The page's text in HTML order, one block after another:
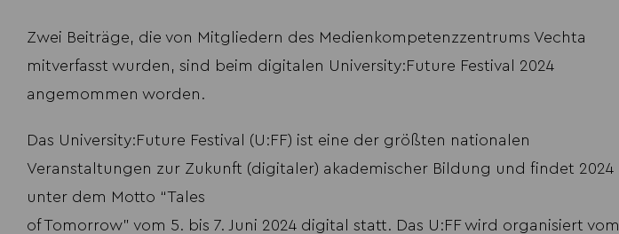
Zwei Beiträge, die von Mitgliedern des Medienkompetenzzentrums Vechta
mitverfasst wurden, sind beim digitalen University:Future Festival 2024
angemommen worden.
Das University:Future Festival (U:FF) ist eine der größten nationalen
Veranstaltungen zur Zukunft (digitaler) akademischer Bildung und findet 2024
unter dem Motto “Tales
of Tomorrow” vom 5. bis 7. Juni 2024 digital statt. Das U:FF wird organisiert vom